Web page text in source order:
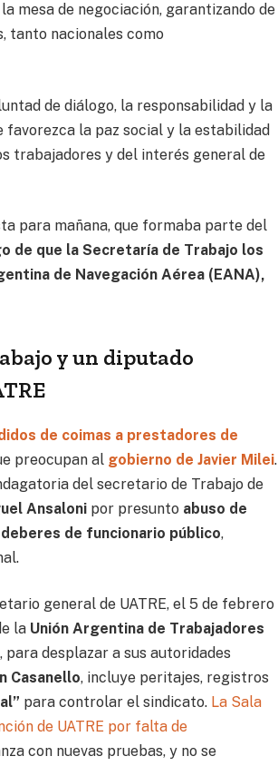
mesa de negociación, garantizando de
tanto nacionales como
de diálogo, la responsabilidad y la
favorezca la paz social y la estabilidad
trabajadores y del interés general de
para mañana, que formaba parte del
de que la Secretaría de Trabajo los
de Navegación Aérea (EANA),
y un diputado
de coimas a prestadores de
preocupan al gobierno de Javier Milei.
del secretario de Trabajo de
Ansaloni por presunto abuso de
de funcionario público,
general de UATRE, el 5 de febrero
la Unión Argentina de Trabajadores
para desplazar a sus autoridades
Casanello, incluye peritajes, registros
para controlar el sindicato. La Sala
de UATRE por falta de
con nuevas pruebas, y no se